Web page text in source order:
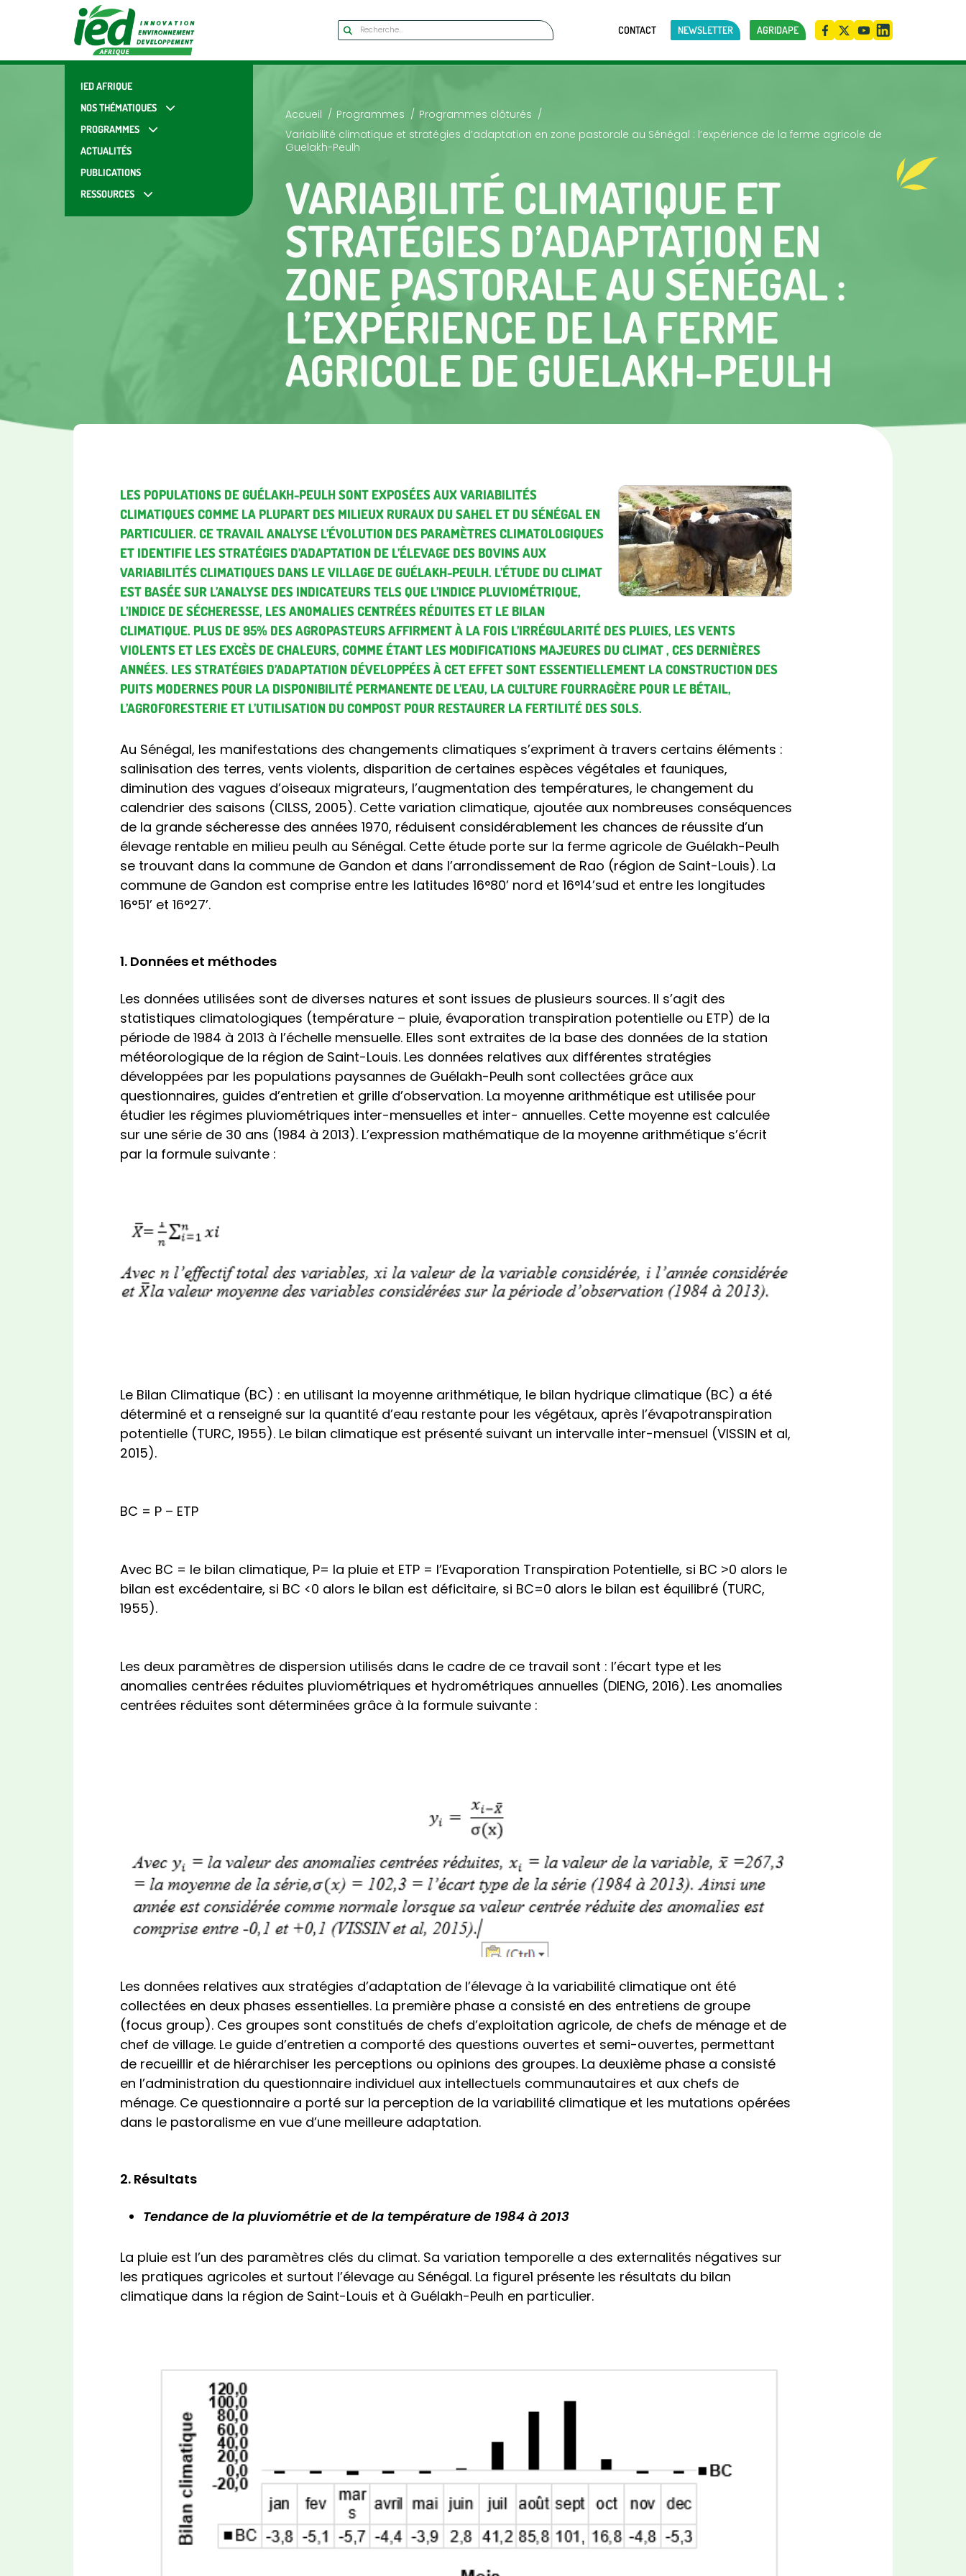
IED AFRIQUE
NOS THÉMATIQUES
PROGRAMMES
ACTUALITÉS
PUBLICATIONS
RESSOURCES
CONTACT NEWSLETTER AGRIDAPE
Accueil Programmes
Programmes clôturés
Variabilité climatique et stratégies d’adaptation en zone pastorale au Sénégal : l’expérience de la ferme agricole de
Guelakh-Peulh
VARIABILITÉ CLIMATIQUE ET
STRATÉGIES D’ADAPTATION EN
ZONE PASTORALE AU SÉNÉGAL :
L’EXPÉRIENCE DE LA FERME
AGRICOLE DE GUELAKH-PEULH
LES POPULATIONS DE GUÉLAKH-PEULH SONT EXPOSÉES AUX VARIABILITÉS
CLIMATIQUES COMME LA PLUPART DES MILIEUX RURAUX DU SAHEL ET DU SÉNÉGAL EN
PARTICULIER. CE TRAVAIL ANALYSE L’ÉVOLUTION DES PARAMÈTRES CLIMATOLOGIQUES
ET IDENTIFIE LES STRATÉGIES D’ADAPTATION DE L’ÉLEVAGE DES BOVINS AUX
VARIABILITÉS CLIMATIQUES DANS LE VILLAGE DE GUÉLAKH-PEULH. L’ÉTUDE DU CLIMAT
EST BASÉE SUR L’ANALYSE DES INDICATEURS TELS QUE L’INDICE PLUVIOMÉTRIQUE,
L’INDICE DE SÉCHERESSE, LES ANOMALIES CENTRÉES RÉDUITES ET LE BILAN
CLIMATIQUE. PLUS DE 95% DES AGROPASTEURS AFFIRMENT À LA FOIS L’IRRÉGULARITÉ DES PLUIES, LES VENTS
VIOLENTS ET LES EXCÈS DE CHALEURS, COMME ÉTANT LES MODIFICATIONS MAJEURES DU CLIMAT , CES DERNIÈRES
ANNÉES. LES STRATÉGIES D’ADAPTATION DÉVELOPPÉES À CET EFFET SONT ESSENTIELLEMENT LA CONSTRUCTION DES
PUITS MODERNES POUR LA DISPONIBILITÉ PERMANENTE DE L’EAU, LA CULTURE FOURRAGÈRE POUR LE BÉTAIL,
L’AGROFORESTERIE ET L’UTILISATION DU COMPOST POUR RESTAURER LA FERTILITÉ DES SOLS.
Au Sénégal, les manifestations des changements climatiques s’expriment à travers certains éléments :
salinisation des terres, vents violents, disparition de certaines espèces végétales et fauniques,
diminution des vagues d’oiseaux migrateurs, l’augmentation des températures, le changement du
calendrier des saisons (CILSS, 2005). Cette variation climatique, ajoutée aux nombreuses conséquences
de la grande sécheresse des années 1970, réduisent considérablement les chances de réussite d’un
élevage rentable en milieu peulh au Sénégal. Cette étude porte sur la ferme agricole de Guélakh-Peulh
se trouvant dans la commune de Gandon et dans l’arrondissement de Rao (région de Saint-Louis). La
commune de Gandon est comprise entre les latitudes 16°80’ nord et 16°14’sud et entre les longitudes
16°51’ et 16°27’.
1. Données et méthodes
Les données utilisées sont de diverses natures et sont issues de plusieurs sources. Il s’agit des
statistiques climatologiques (température – pluie, évaporation transpiration potentielle ou ETP) de la
période de 1984 à 2013 à l’échelle mensuelle. Elles sont extraites de la base des données de la station
météorologique de la région de Saint-Louis. Les données relatives aux différentes stratégies
développées par les populations paysannes de Guélakh-Peulh sont collectées grâce aux
questionnaires, guides d’entretien et grille d’observation. La moyenne arithmétique est utilisée pour
étudier les régimes pluviométriques inter-mensuelles et inter- annuelles. Cette moyenne est calculée
sur une série de 30 ans (1984 à 2013). L’expression mathématique de la moyenne arithmétique s’écrit
par la formule suivante :
Le Bilan Climatique (BC) : en utilisant la moyenne arithmétique, le bilan hydrique climatique (BC) a été
déterminé et a renseigné sur la quantité d’eau restante pour les végétaux, après l’évapotranspiration
potentielle (TURC, 1955). Le bilan climatique est présenté suivant un intervalle inter-mensuel (VISSIN et al,
2015).
BC = P – ETP
Avec BC = le bilan climatique, P= la pluie et ETP = l’Evaporation Transpiration Potentielle, si BC ˃0 alors le
bilan est excédentaire, si BC <0 alors le bilan est déficitaire, si BC=0 alors le bilan est équilibré (TURC,
1955).
Les deux paramètres de dispersion utilisés dans le cadre de ce travail sont : l’écart type et les
anomalies centrées réduites pluviométriques et hydrométriques annuelles (DIENG, 2016). Les anomalies
centrées réduites sont déterminées grâce à la formule suivante :
Les données relatives aux stratégies d’adaptation de l’élevage à la variabilité climatique ont été
collectées en deux phases essentielles. La première phase a consisté en des entretiens de groupe
(focus group). Ces groupes sont constitués de chefs d’exploitation agricole, de chefs de ménage et de
chef de village. Le guide d’entretien a comporté des questions ouvertes et semi-ouvertes, permettant
de recueillir et de hiérarchiser les perceptions ou opinions des groupes. La deuxième phase a consisté
en l’administration du questionnaire individuel aux intellectuels communautaires et aux chefs de
ménage. Ce questionnaire a porté sur la perception de la variabilité climatique et les mutations opérées
dans le pastoralisme en vue d’une meilleure adaptation.
2. Résultats
Tendance de la pluviométrie et de la température de 1984 à 2013
La pluie est l’un des paramètres clés du climat. Sa variation temporelle a des externalités négatives sur
les pratiques agricoles et surtout l’élevage au Sénégal. La figure1 présente les résultats du bilan
climatique dans la région de Saint-Louis et à Guélakh-Peulh en particulier.